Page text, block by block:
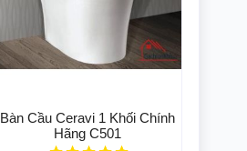
Bàn Cầu Ceravi 1 Khối Chính
Hãng C501